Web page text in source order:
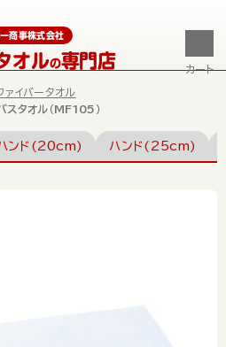
商事株式会社
オルの専門店 カート
ァイバータオル
スタオル（MF105）
ンド(20cm) ハンド(25cm)